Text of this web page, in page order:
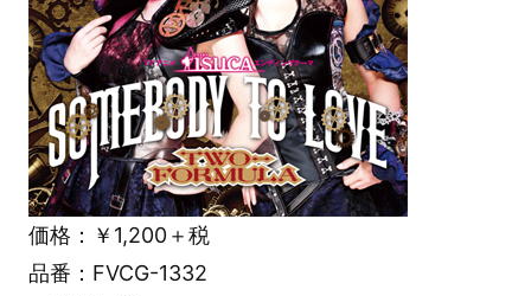
価格：￥1,200＋税
品番：FVCG-1332